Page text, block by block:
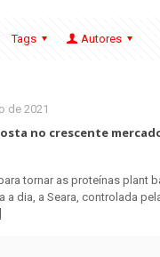
Tags Autores
de 2021
no crescente
tornar as proteínas plant
a dia, a Seara, controlada